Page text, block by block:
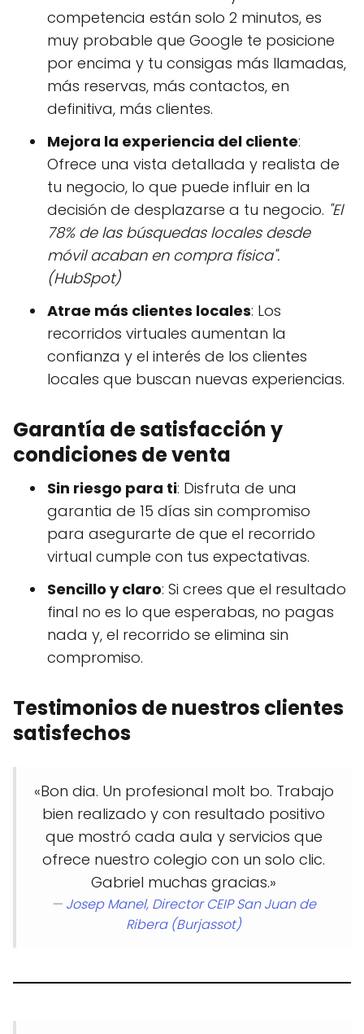
competencia están solo 2 minutos, es
muy probable que Google te posicione
por encima y tu consigas más llamadas,
más reservas, más contactos, en
definitiva, más clientes.
Mejora la experiencia del cliente:
Ofrece una vista detallada y realista de
tu negocio, lo que puede influir en la
decisión de desplazarse a tu negocio. "El
78% de las búsquedas locales desde
móvil acaban en compra física".
(HubSpot)
Atrae más clientes locales: Los
recorridos virtuales aumentan la
confianza y el interés de los clientes
locales que buscan nuevas experiencias.
Garantía de satisfacción y
condiciones de venta
Sin riesgo para ti: Disfruta de una
garantia de 15 días sin compromiso
para asegurarte de que el recorrido
virtual cumple con tus expectativas.
Sencillo y claro: Si crees que el resultado
final no es lo que esperabas, no pagas
nada y, el recorrido se elimina sin
compromiso.
Testimonios de nuestros clientes
satisfechos
«Bon dia. Un profesional molt bo. Trabajo
bien realizado y con resultado positivo
que mostró cada aula y servicios que
ofrece nuestro colegio con un solo clic.
Gabriel muchas gracias.»
— Josep Manel, Director CEIP San Juan de
Ribera (Burjassot)